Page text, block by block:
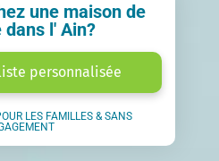
une maison de
l' Ain?
personnalisée
LES FAMILLES & SANS